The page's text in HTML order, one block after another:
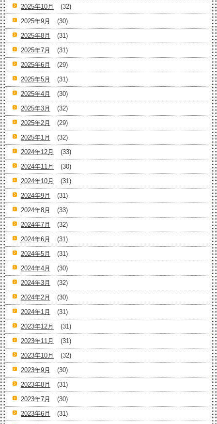
2025年10月
(32)
2025年9月
(30)
2025年8月
(31)
2025年7月
(31)
2025年6月
(29)
2025年5月
(31)
2025年4月
(30)
2025年3月
(32)
2025年2月
(29)
2025年1月
(32)
2024年12月
(33)
2024年11月
(30)
2024年10月
(31)
2024年9月
(31)
2024年8月
(33)
2024年7月
(32)
2024年6月
(31)
2024年5月
(31)
2024年4月
(30)
2024年3月
(32)
2024年2月
(30)
2024年1月
(31)
2023年12月
(31)
2023年11月
(31)
2023年10月
(32)
2023年9月
(30)
2023年8月
(31)
2023年7月
(30)
2023年6月
(31)